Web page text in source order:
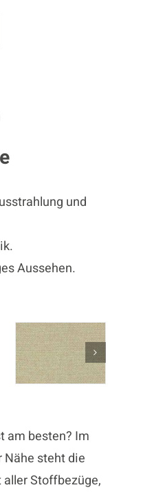
und
Aussehen.
am besten? Im
Nähe steht die
Stoffbezüge,